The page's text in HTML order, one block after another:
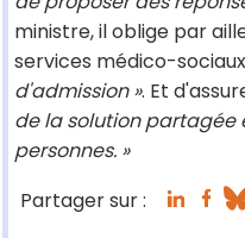
ministre, il oblige par
services médico-
d'admission ». Et
de la solution
personnes. »
Partager sur :